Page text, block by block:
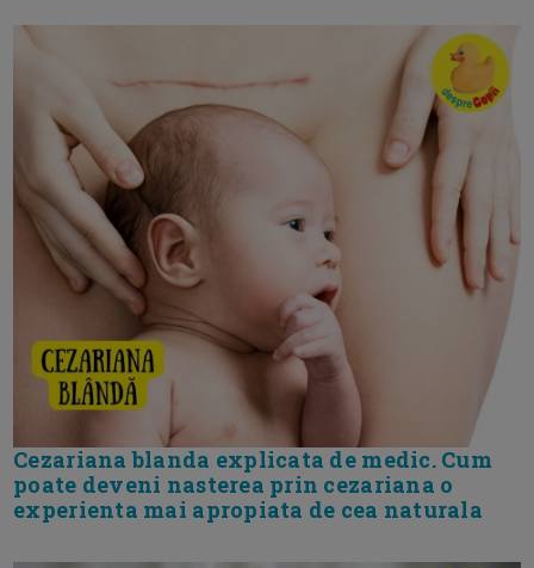
Cezariana blanda explicata de medic. Cum
poate deveni nasterea prin cezariana o
experienta mai apropiata de cea naturala